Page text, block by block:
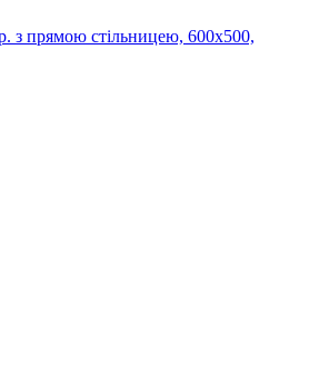
з прямою стільницею, 600x500,